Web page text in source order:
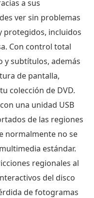
a sus
ver sin problemas
protegidos, incluidos
Con control total
y subtítulos, además
de pantalla,
colección de DVD.
una unidad USB
de las regiones
normalmente no se
estándar.
regionales al
del disco
de fotogramas